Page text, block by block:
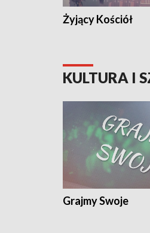
Żyjący Kościół
KULTURA I
Grajmy Swoje